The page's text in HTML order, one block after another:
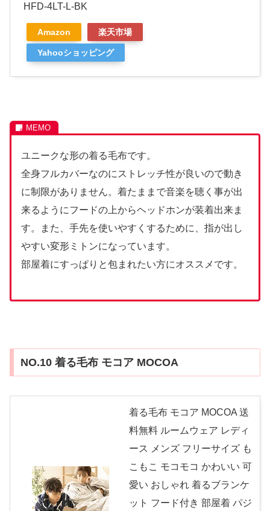
HFD-4LT-L-BK
Amazon 楽天市場
Yahooショッピング
ユニークな形の着る毛布です。
全身フルカバーなのにストレッチ性が良いので動き
に制限がありません。着たままで音楽を聴く事が出
来るようにフードの上からヘッドホンが装着出来ま
す。また、手先を使いやすくするために、指が出し
やすい変形ミトンになっています。
部屋着にすっぱりと包まれたい方にオススメです。
NO.10 着る毛布 モコア MOCOA
着る毛布 モコア MOCOA 送
料無料 ルームウェア レディ
ース メンズ フリーサイズ も
こもこ モコモコ かわいい 可
愛い おしゃれ 着るブランケ
ット フード付き 部屋着 パジ